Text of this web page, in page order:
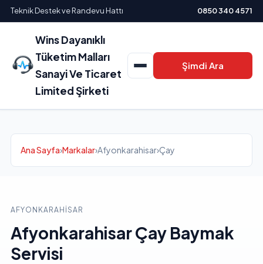
Teknik Destek ve Randevu Hattı 0850 340 4571
Wins Dayanıklı
Tüketim Malları
Sanayi Ve Ticaret
Limited Şirketi
Şimdi Ara
Ana Sayfa›Markalar›Afyonkarahisar›Çay
AFYONKARAHISAR
Afyonkarahisar Çay Baymak
Servisi